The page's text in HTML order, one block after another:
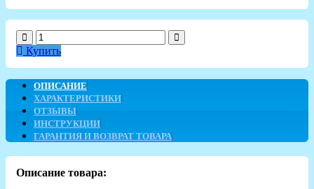
Купить
ОПИСАНИЕ
ХАРАКТЕРИСТИКИ
ОТЗЫВЫ
ИНСТРУКЦИИ
ГАРАНТИЯ И ВОЗВРАТ ТОВАРА
Описание товара: